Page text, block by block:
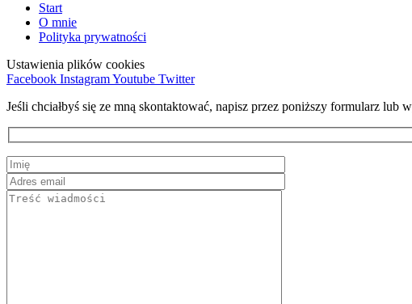
Start
O mnie
Polityka prywatności
Ustawienia plików cookies
Facebook InstagramYoutube Twitter
Jeśli chciałbyś się ze mną skontaktować, napisz przez poniższy formularz lub